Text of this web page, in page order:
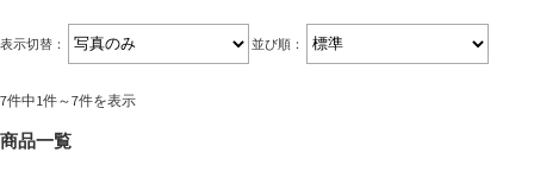
表示切替： 並び順：
7件中1件～7件を表示
商品一覧